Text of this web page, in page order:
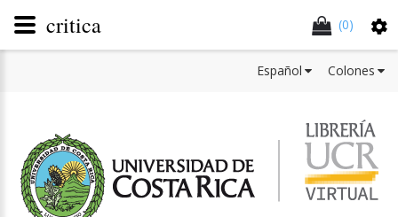
(0)
Colones
Español
critica